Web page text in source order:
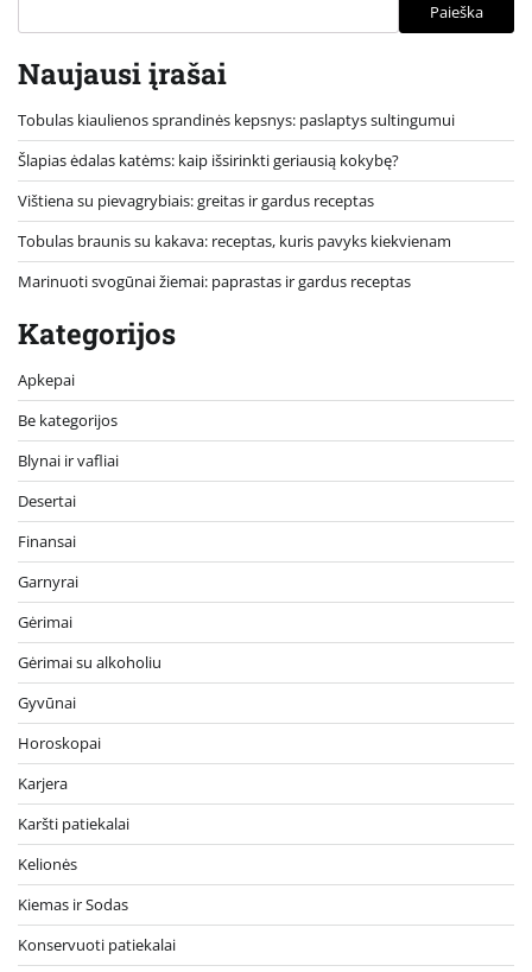
Paieška
Naujausi įrašai
Tobulas kiaulienos sprandinės kepsnys: paslaptys sultingumui
Šlapias ėdalas katėms: kaip išsirinkti geriausią kokybę?
Vištiena su pievagrybiais: greitas ir gardus receptas
Tobulas braunis su kakava: receptas, kuris pavyks kiekvienam
Marinuoti svogūnai žiemai: paprastas ir gardus receptas
Kategorijos
Apkepai
Be kategorijos
Blynai ir vafliai
Desertai
Finansai
Garnyrai
Gėrimai
Gėrimai su alkoholiu
Gyvūnai
Horoskopai
Karjera
Karšti patiekalai
Kelionės
Kiemas ir Sodas
Konservuoti patiekalai